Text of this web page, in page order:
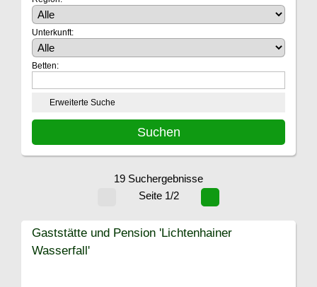
Unterkunft:
Betten:
Erweiterte Suche
19 Suchergebnisse
Seite 1/2
Gaststätte und Pension 'Lichtenhainer
Wasserfall'